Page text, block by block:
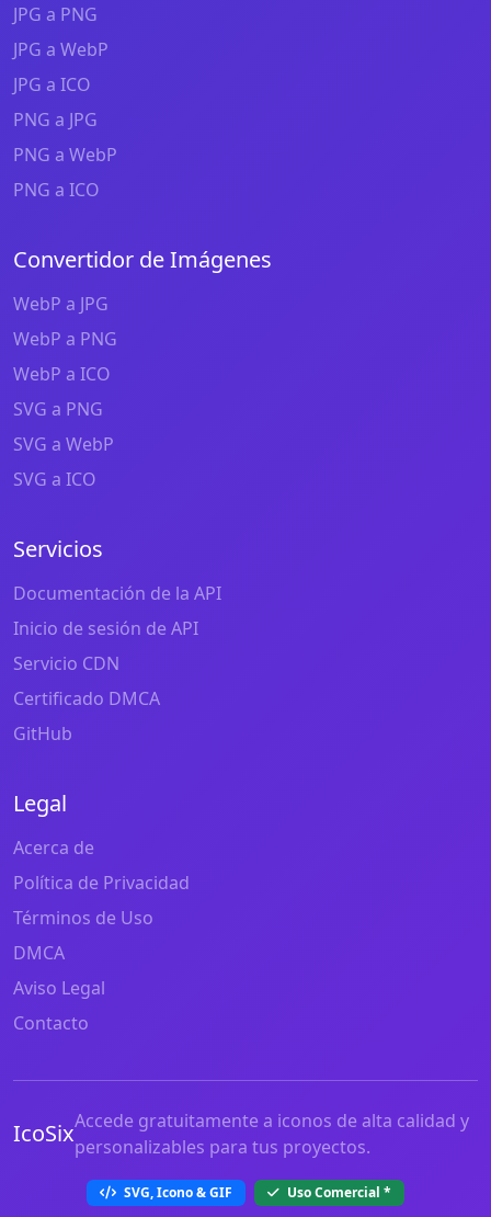
JPG a PNG
JPG a WebP
JPG a ICO
PNG a JPG
PNG a WebP
PNG a ICO
Convertidor de Imágenes
WebP a JPG
WebP a PNG
WebP a ICO
SVG a PNG
SVG a WebP
SVG a ICO
Servicios
Documentación de la API
Inicio de sesión de API
Servicio CDN
Certificado DMCA
GitHub
Legal
Acerca de
Política de Privacidad
Términos de Uso
DMCA
Aviso Legal
Contacto
IcoSixAccede gratuitamente a iconos de alta calidad y
personalizables para tus proyectos.
SVG, Icono & GIF Uso Comercial *